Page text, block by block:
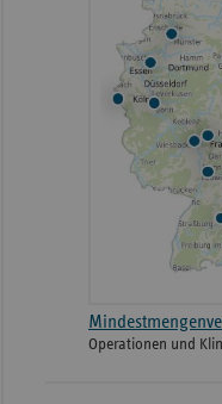
Operationen und